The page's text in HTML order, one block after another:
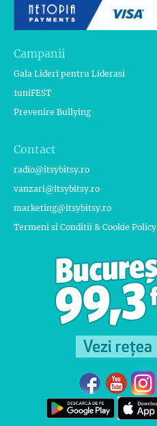
Campanii
Gala Lideri pentru Liderasi
1uniFEST
Prevenire Bullying
Contact
radio@itsybitsy.ro
vanzari@itsybitsy.ro
marketing@itsybitsy.ro
Termeni si Conditii & Cookie Policy